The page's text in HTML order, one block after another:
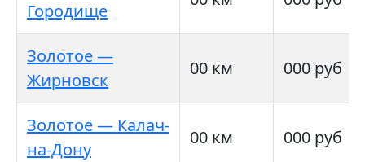
Городище
Золотое —
Жирновск
00 км 000 руб
Золотое — Калач-
на-Дону
00 км 000 руб